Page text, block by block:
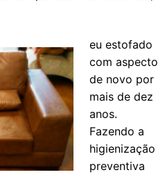
eu estofado
com aspecto
de novo por
mais de dez
anos.
Fazendo a
higienização
preventiva